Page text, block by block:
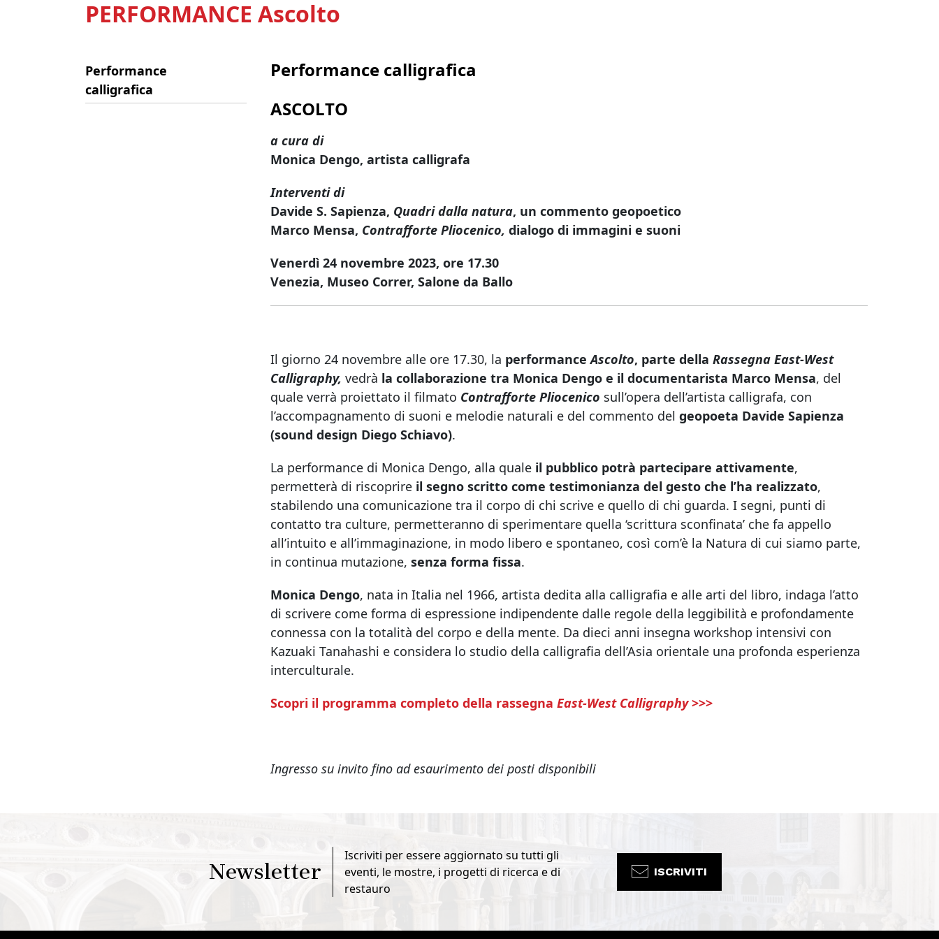
PERFORMANCE Ascolto
Performance
calligrafica
Performance calligrafica
ASCOLTO
a cura di
Monica Dengo, artista calligrafa
Interventi di
Davide S. Sapienza, Quadri dalla natura, un commento geopoetico
Marco Mensa, Contrafforte Pliocenico, dialogo di immagini e suoni
Venerdì 24 novembre 2023, ore 17.30
Venezia, Museo Correr, Salone da Ballo
Il giorno 24 novembre alle ore 17.30, la performanceAscolto, parte della Rassegna East-West
Calligraphy, vedrà la collaborazione tra Monica Dengo e il documentarista Marco Mensa, del
quale verrà proiettato il filmato Contrafforte Pliocenico sull’opera dell’artista calligrafa, con
l’accompagnamento di suoni e melodie naturali e del commento del geopoeta Davide Sapienza
(sound design Diego Schiavo).
La performance di Monica Dengo, alla quale il pubblico potrà partecipare attivamente,
permetterà di riscoprire il segno scritto come testimonianza del gesto che l’ha realizzato,
stabilendo una comunicazione tra il corpo di chi scrive e quello di chi guarda. I segni, punti di
contatto tra culture, permetteranno di sperimentare quella ‘scrittura sconfinata’ che fa appello
all’intuito e all’immaginazione, in modo libero e spontaneo, così com’è la Natura di cui siamo parte,
in continua mutazione, senza forma fissa.
Monica Dengo, nata in Italia nel 1966, artista dedita alla calligrafia e alle arti del libro, indaga l’atto
di scrivere come forma di espressione indipendente dalle regole della leggibilità e profondamente
connessa con la totalità del corpo e della mente. Da dieci anni insegna workshop intensivi con
Kazuaki Tanahashi e considera lo studio della calligrafia dell’Asia orientale una profonda esperienza
interculturale.
Scopri il programma completo della rassegna East-West Calligraphy>>>
Ingresso su invito fino ad esaurimento dei posti disponibili
Newsletter
Iscriviti per essere aggiornato su tutti gli
eventi, le mostre, i progetti di ricerca e di
restauro
ISCRIVITI